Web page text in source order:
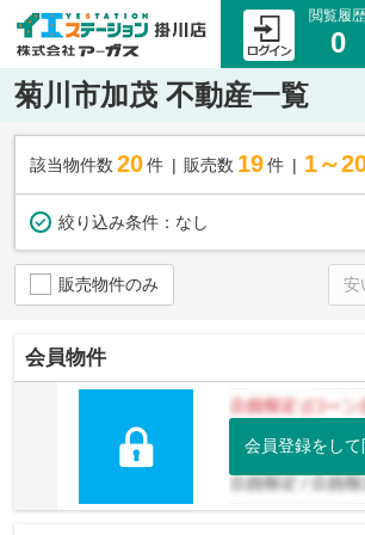
閲覧履歴
0
菊川市加茂 不動産一覧
該当物件数 20件 販売数 19 件 1～
絞り込み条件： なし
販売物件のみ
会員物件
会員登録をし